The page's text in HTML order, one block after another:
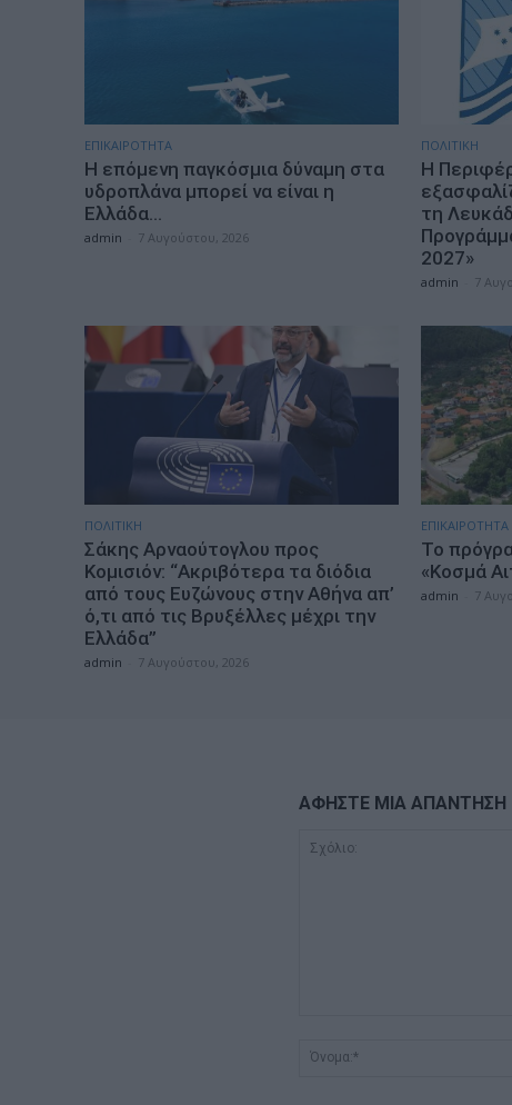
ΕΠΙΚΑΙΡΟΤΗΤΑ
Η επόμενη παγκόσμια δύναμη στα
υδροπλάνα μπορεί να είναι η
Ελλάδα…
admin 7 Αυγούστου, 2026
ΠΟΛΙΤΙΚΗ
Η
τη
2027»
admin 7
ΠΟΛΙΤΙΚΗ
Σάκης Αρναούτογλου προς
Κομισιόν: “Ακριβότερα τα διόδια
από τους Ευζώνους στην Αθήνα απ’
ό,τι από τις Βρυξέλλες μέχρι την
Ελλάδα”
admin 7 Αυγούστου, 2026
ΕΠΙΚΑΙΡΟΤΗΤΑ
Το
«Κοσμά
admin 7
ΑΦΗΣΤΕ ΜΙΑ ΑΠΑΝΤΗΣΗ